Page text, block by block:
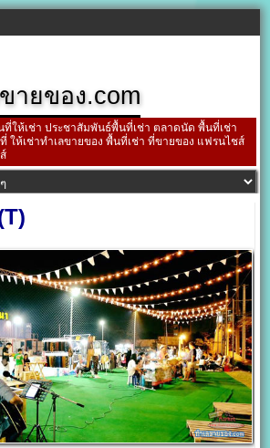
ายของ.com
ที่ให้เช่า ประชาสัมพันธ์พื้นที่เช่า ตลาดนัด พื้นที่เช่า
ให้เช่าทำเลขายของ พื้นที่เช่า ที่ขายของ แฟรนไชส์